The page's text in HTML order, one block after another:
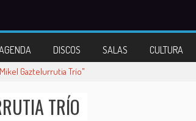
DISCOS SALAS CULTURA
Gaztelurrutia Trío"
TRÍO